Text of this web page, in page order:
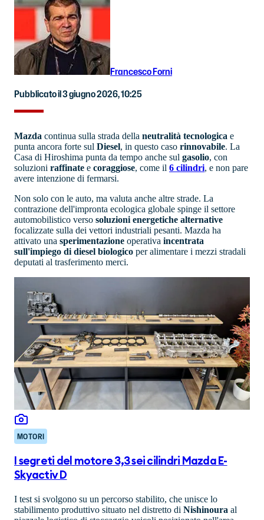
Francesco Forni
Pubblicato il 3 giugno 2026, 10:25
Mazda continua sulla strada della neutralità tecnologica e
punta ancora forte sul Diesel, in questo caso rinnovabile. La
Casa di Hiroshima punta da tempo anche sul gasolio, con
soluzioni raffinate e coraggiose, come il 6 cilindri, e non pare
avere intenzione di fermarsi.
Non solo con le auto, ma valuta anche altre strade. La
contrazione dell'impronta ecologica globale spinge il settore
automobilistico verso soluzioni energetiche alternative
focalizzate sulla dei vettori industriali pesanti. Mazda ha
attivato una sperimentazione operativa incentrata
sull'impiego di diesel biologico per alimentare i mezzi stradali
deputati al trasferimento merci.
MOTORI
I segreti del motore 3,3 sei cilindri Mazda E-
Skyactiv D
I test si svolgono su un percorso stabilito, che unisce lo
stabilimento produttivo situato nel distretto di Nishinoura al